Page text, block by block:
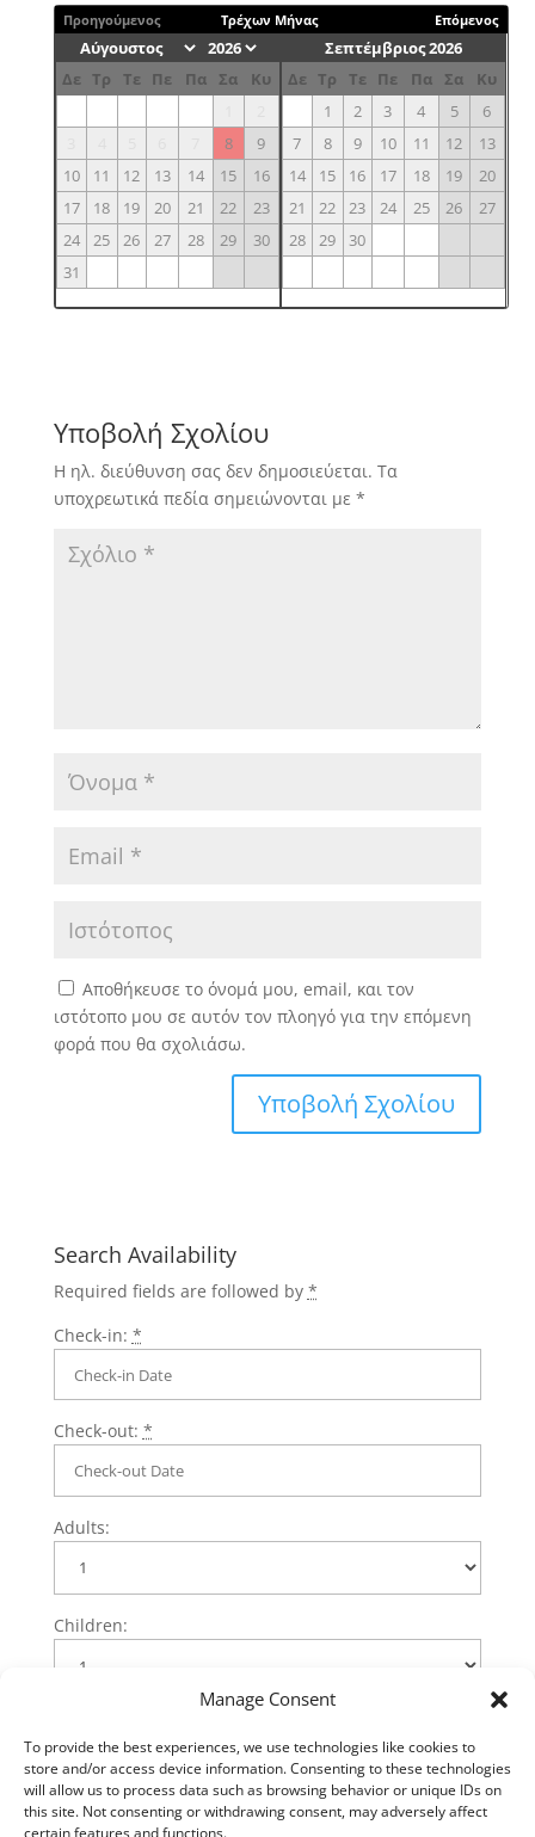
Manage Consent
To provide the best experiences, we use technologies like cookies to
store and/or access device information. Consenting to these technologies
will allow us to process data such as browsing behavior or unique IDs on
this site. Not consenting or withdrawing consent, may adversely affect
certain features and functions.
Προηγούμενος Τρέχων Μήνας Επόμενος
Δε Τρ Τε Πε Πα Σα
Κυ
8
9
10
11 12 13 14 15
16
17
18 19 20 21 22
23
24
25 26 27 28 29
30
31
Σεπτέμβριος 2026
Δε
Τρ Τε Πε Πα Σα
Κυ
1
2 3 4 5
6
7
8 9 10 11 12
13
14
15 16 17 18 19
20
21
22 23 24 25 26
27
28
29 30
Υποβολή Σχολίου
Η ηλ. διεύθυνση σας δεν δημοσιεύεται. Τα
υποχρεωτικά πεδία σημειώνονται με *
Αποθήκευσε το όνομά μου, email, και τον
ιστότοπο μου σε αυτόν τον πλοηγό για την επόμενη
φορά που θα σχολιάσω.
Search Availability
Required fields are followed by *
Check-in: *
Check-out: *
Adults:
Children: